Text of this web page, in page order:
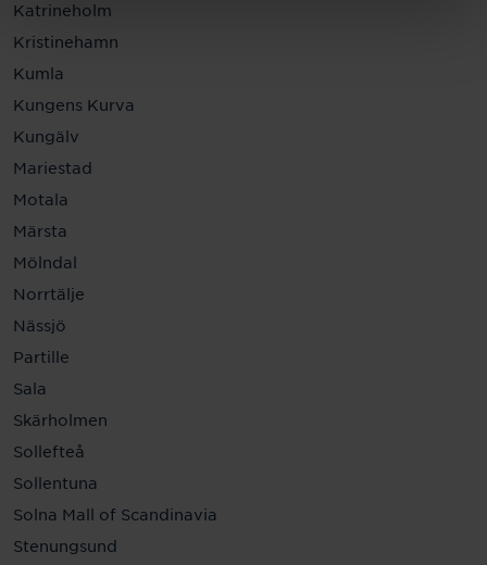
Katrineholm
Kristinehamn
Kumla
Kungens Kurva
Kungälv
Mariestad
Motala
Märsta
Mölndal
Norrtälje
Nässjö
Partille
Sala
Skärholmen
Sollefteå
Sollentuna
Solna Mall of Scandinavia
Stenungsund